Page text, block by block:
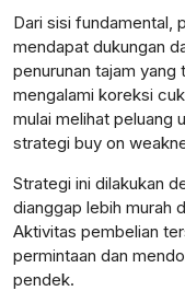
Dari sisi fundamental,
mendapat dukungan
penurunan tajam yang
mengalami koreksi
mulai melihat peluang
strategi buy on
Strategi ini dilakukan
dianggap lebih murah
Aktivitas pembelian
permintaan dan
pendek.